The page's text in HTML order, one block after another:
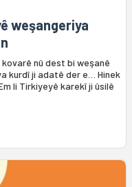
weşangeriya
nû dest bi weşanê
kurdî ji adatê der e… Hinek
li Tirkiyeyê karekî ji ûsilê